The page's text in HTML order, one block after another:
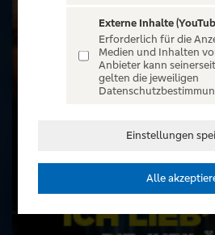
Externe Inhalte
Erforderlich für die
Medien und Inhalten
Anbieter kann
gelten die jeweiligen
Einstellungen
Alle